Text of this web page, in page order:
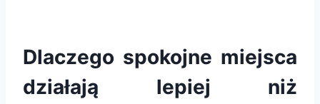
Dlaczego spokojne miejsca
działają lepiej niż